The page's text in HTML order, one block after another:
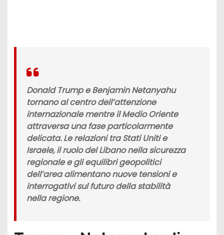
Donald Trump e Benjamin Netanyahu
tornano al centro dell’attenzione
internazionale mentre il Medio Oriente
attraversa una fase particolarmente
delicata. Le relazioni tra Stati Uniti e
Israele, il ruolo del Libano nella sicurezza
regionale e gli equilibri geopolitici
dell’area alimentano nuove tensioni e
interrogativi sul futuro della stabilità
nella regione.